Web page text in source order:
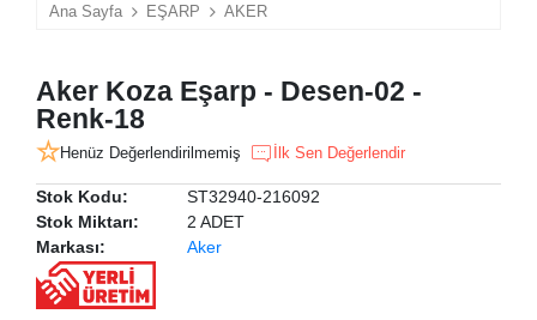
Ana Sayfa EŞARP AKER
Aker Koza Eşarp - Desen-02 -
Renk-18
Henüz Değerlendirilmemiş İlk Sen Değerlendir
Stok Kodu:
ST32940-216092
Stok Miktarı:
2 ADET
Markası:
Aker